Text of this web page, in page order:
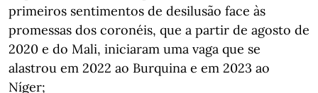
primeiros sentimentos de desilusão face às
promessas dos coronéis, que a partir de agosto de
2020 e do Mali, iniciaram uma vaga que se
alastrou em 2022 ao Burquina e em 2023 ao
Níger;